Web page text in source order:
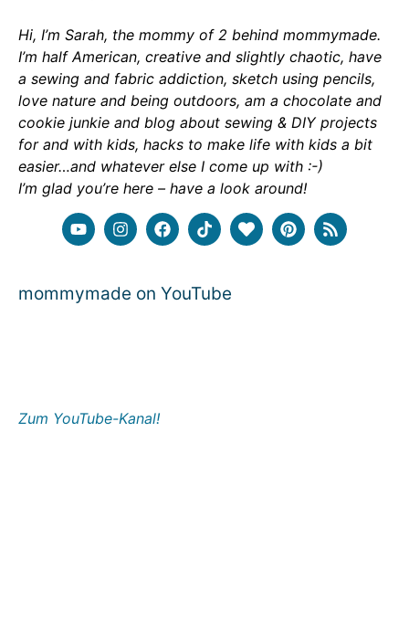
Hi, I’m Sarah, the mommy of 2 behind mommymade.
I’m half American, creative and slightly chaotic, have
a sewing and fabric addiction, sketch using pencils,
love nature and being outdoors, am a chocolate and
cookie junkie and blog about sewing & DIY projects
for and with kids, hacks to make life with kids a bit
easier…and whatever else I come up with :-)
I’m glad you’re here – have a look around!
mommymade on YouTube
Zum YouTube-Kanal!